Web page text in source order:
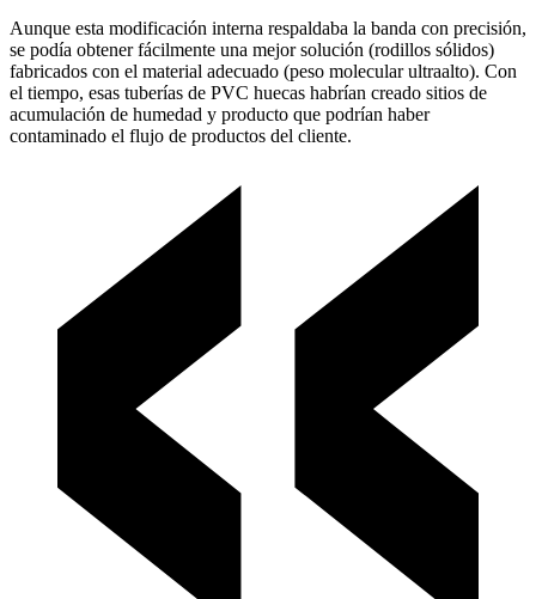
Aunque esta modificación interna respaldaba la banda con precisión,
se podía obtener fácilmente una mejor solución (rodillos sólidos)
fabricados con el material adecuado (peso molecular ultraalto). Con
el tiempo, esas tuberías de PVC huecas habrían creado sitios de
acumulación de humedad y producto que podrían haber
contaminado el flujo de productos del cliente.